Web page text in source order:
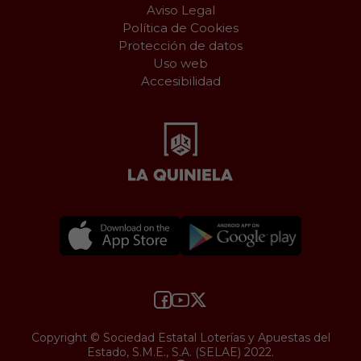
Aviso Legal
Política de Cookies
Protección de datos
Uso web
Accesibilidad
Copyright © Sociedad Estatal Loterías y Apuestas del
Estado, S.M.E., S.A. (SELAE) 2022.